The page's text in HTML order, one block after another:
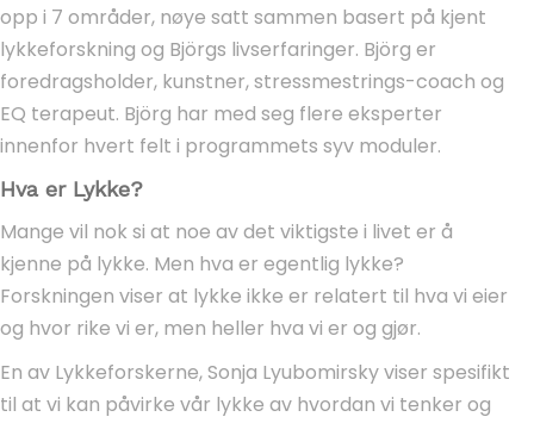
opp i 7 områder, nøye satt sammen basert på kjent
lykkeforskning og Björgs livserfaringer. Björg er
foredragsholder, kunstner, stressmestrings-coach og
EQ terapeut. Björg har med seg flere eksperter
innenfor hvert felt i programmets syv moduler.
Hva er Lykke?
Mange vil nok si at noe av det viktigste i livet er å
kjenne på lykke. Men hva er egentlig lykke?
Forskningen viser at lykke ikke er relatert til hva vi eier
og hvor rike vi er, men heller hva vi er og gjør.
En av Lykkeforskerne, Sonja Lyubomirsky viser spesifikt
til at vi kan påvirke vår lykke av hvordan vi tenker og